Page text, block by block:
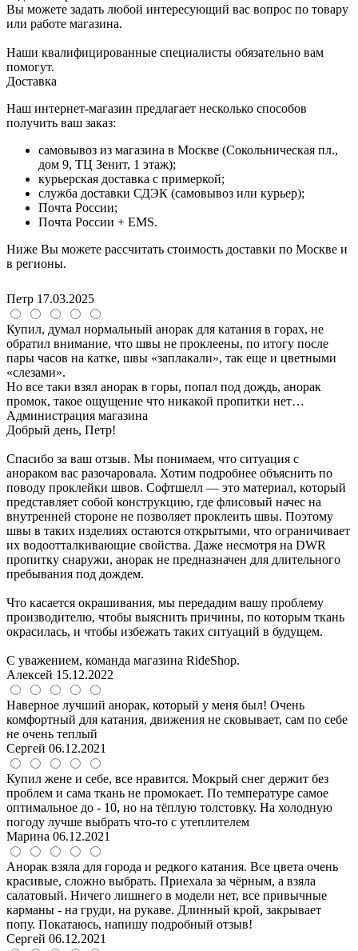
Вы можете задать любой интересующий вас вопрос по товару
или работе магазина.
Наши квалифицированные специалисты обязательно вам
помогут.
Доставка
Наш интернет-магазин предлагает несколько способов
получить ваш заказ:
самовывоз из магазина в Москве (Сокольническая пл.,
дом 9, ТЦ Зенит, 1 этаж);
курьерская доставка с примеркой;
служба доставки СДЭК (самовывоз или курьер);
Почта России;
Почта России + EMS.
Ниже Вы можете рассчитать стоимость доставки по Москве и
в регионы.
Петр 17.03.2025
Купил, думал нормальный анорак для катания в горах, не
обратил внимание, что швы не проклеены, по итогу после
пары часов на катке, швы «заплакали», так еще и цветными
«слезами».
Но все таки взял анорак в горы, попал под дождь, анорак
промок, такое ощущение что никакой пропитки нет…
Администрация магазина
Добрый день, Петр!
Спасибо за ваш отзыв. Мы понимаем, что ситуация с
анораком вас разочаровала. Хотим подробнее объяснить по
поводу проклейки швов. Софтшелл — это материал, который
представляет собой конструкцию, где флисовый начес на
внутренней стороне не позволяет проклеить швы. Поэтому
швы в таких изделиях остаются открытыми, что ограничивает
их водоотталкивающие свойства. Даже несмотря на DWR
пропитку снаружи, анорак не предназначен для длительного
пребывания под дождем.
Что касается окрашивания, мы передадим вашу проблему
производителю, чтобы выяснить причины, по которым ткань
окрасилась, и чтобы избежать таких ситуаций в будущем.
С уважением, команда магазина RideShop.
Алексей 15.12.2022
Наверное лучший анорак, который у меня был! Очень
комфортный для катания, движения не сковывает, сам по себе
не очень теплый
Сергей 06.12.2021
Купил жене и себе, все нравится. Мокрый снег держит без
проблем и сама ткань не промокает. По температуре самое
оптимальное до - 10, но на тёплую толстовку. На холодную
погоду лучше выбрать что-то с утеплителем
Марина 06.12.2021
Анорак взяла для города и редкого катания. Все цвета очень
красивые, сложно выбрать. Приехала за чёрным, а взяла
салатовый. Ничего лишнего в модели нет, все привычные
карманы - на груди, на рукаве. Длинный крой, закрывает
попу. Покатаюсь, напишу подробный отзыв!
Сергей 06.12.2021